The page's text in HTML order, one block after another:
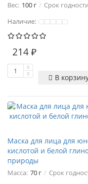
Вес: 100 г Срок
Наличие:
214 ₽
В
Маска для лица для
кислотой и белой
природы
Масса: 70 г Срок